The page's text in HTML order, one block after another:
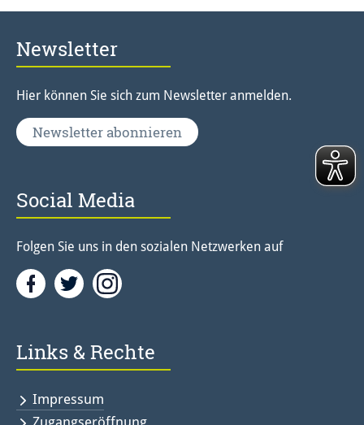
Newsletter
Hier können Sie sich zum Newsletter anmelden.
Newsletter abonnieren
Social Media
Folgen Sie uns in den sozialen Netzwerken auf
FacebookTwitter<
Links & Rechte
Impressum